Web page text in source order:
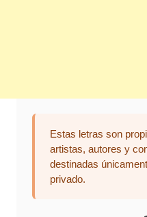
Estas letras son
artistas, autores y
destinadas
privado.